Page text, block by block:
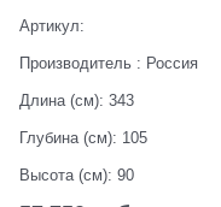
Артикул:
Производитель : Россия
Длина (см): 343
Глубина (см): 105
Высота (см): 90